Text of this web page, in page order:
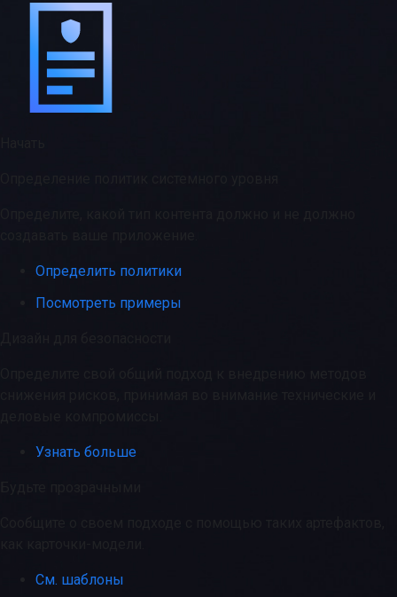
Определить политики
Посмотреть примеры
Узнать больше
См. шаблоны